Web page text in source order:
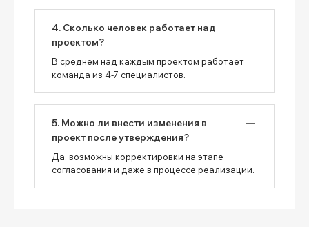
4. Сколько человек работает над
проектом?
В среднем над каждым проектом работает
команда из 4-7 специалистов.
5. Можно ли внести изменения в
проект после утверждения?
Да, возможны корректировки на этапе
согласования и даже в процессе реализации.